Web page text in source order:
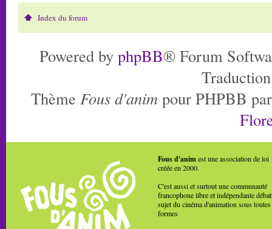
Index du forum
Powered by phpBB® Forum
Thème Fous d'anim pour PHPBB
Fous d'animest une association de loi
créée en 2000.
C'est aussi et surtout une communauté
francophone libre et indépendante
sujet du cinéma d'animation sous toutes
formes